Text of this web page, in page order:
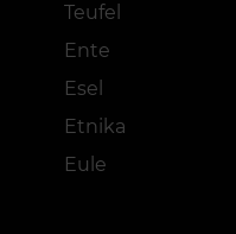
Teufel
Ente
Esel
Etnika
Eule